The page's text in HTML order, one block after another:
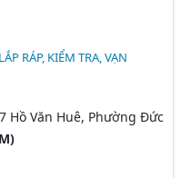
RÁP, KIỂM TRA, VẠN
Hồ Văn Huê, Phường Đức